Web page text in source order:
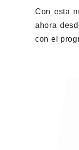
Con esta
ahora
con el